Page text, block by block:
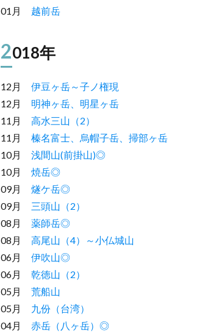
01月 越前岳
2018年
12月 伊豆ヶ岳～子ノ権現
12月 明神ヶ岳、明星ヶ岳
11月 高水三山（2）
11月 榛名富士、烏帽子岳、掃部ヶ岳
10月 浅間山(前掛山)◎
10月 焼岳◎
09月 燧ケ岳◎
09月 三頭山（2）
08月 薬師岳◎
08月 高尾山（4）～小仏城山
06月 伊吹山◎
06月 乾徳山（2）
05月 荒船山
05月 九份（台湾）
04月 赤岳（八ヶ岳）◎